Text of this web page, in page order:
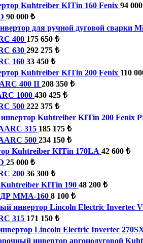
Kuhtreiber KITin 160 Fenix 94
90 000 ₺
для ручной дуговой сварки
400 175 650 ₺
630 292 275 ₺
160 33 450 ₺
Kuhtreiber KITin 200 Fenix 110
400 II 208 350 ₺
1000 430 425 ₺
500 222 375 ₺
Kuhtreiber KITin 200 Fenix
315 185 175 ₺
500 234 150 ₺
Kuhtreiber KITin 170LA 42 600 ₺
25 000 ₺
200 36 300 ₺
KITin 190 48 200 ₺
MMA-160 8 100 ₺
инвертор Lincoln Electric Invertec
315 171 150 ₺
Lincoln Electric Invertec
инвертор аргонодуговой